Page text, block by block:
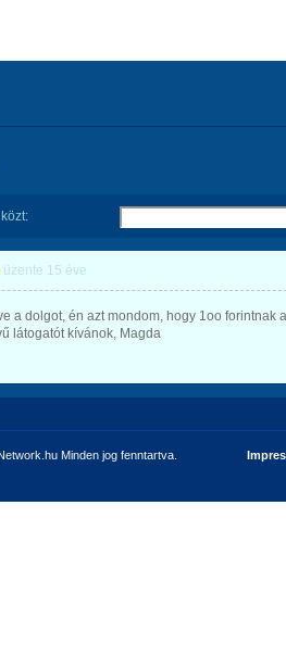
üzente 15 éve
a dolgot, én azt mondom, hogy 1oo forintnak
látogatót kívánok, Magda
Minden jog fenntartva.